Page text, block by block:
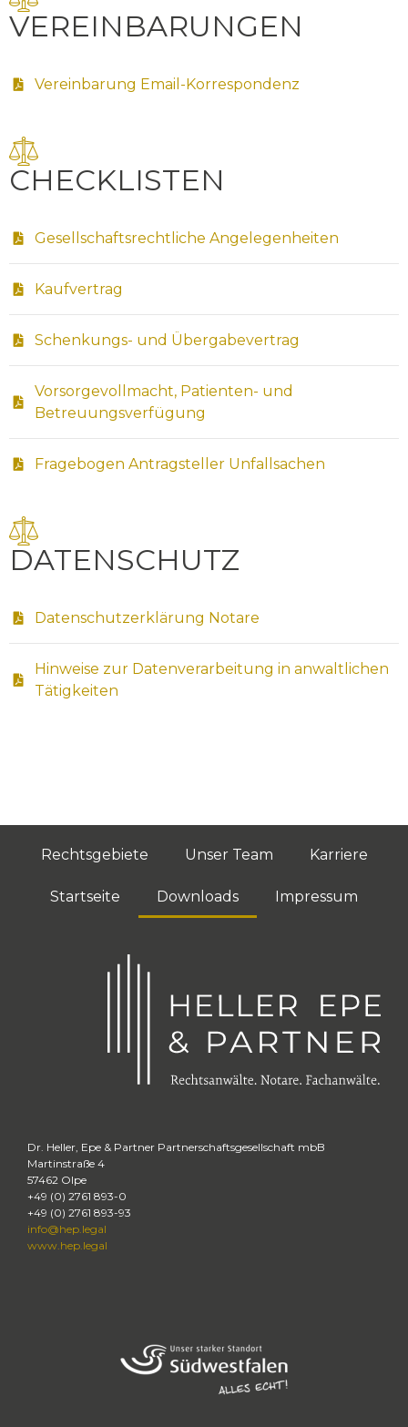
VEREINBARUNGEN
Vereinbarung Email-Korrespondenz
CHECKLISTEN
Gesellschaftsrechtliche Angelegenheiten
Kaufvertrag
Schenkungs- und Übergabevertrag
Vorsorgevollmacht, Patienten- und
Betreuungsverfügung
Fragebogen Antragsteller Unfallsachen
DATENSCHUTZ
Datenschutzerklärung Notare
Hinweise zur Datenverarbeitung in anwaltlichen
Tätigkeiten
Rechtsgebiete Unser Team Karriere
Startseite Downloads Impressum
Dr. Heller, Epe & Partner Partnerschaftsgesellschaft mbB
Martinstraße 4
57462 Olpe
+49 (0) 2761 893-0
+49 (0) 2761 893-93
info@hep.legal
www.hep.legal